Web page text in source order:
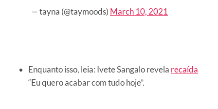
— tayna (@taymoods) March 10, 2021
Enquanto isso, leia: Ivete Sangalo revela recaída
“Eu quero acabar com tudo hoje”.